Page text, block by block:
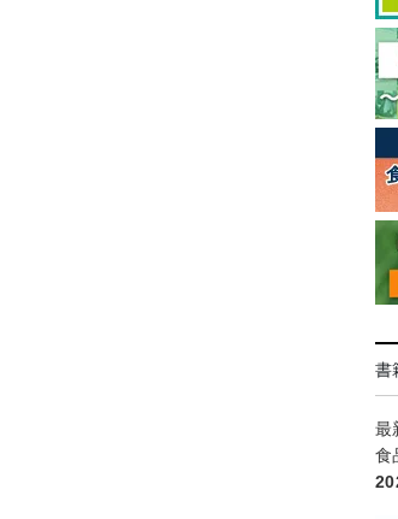
書
最
食